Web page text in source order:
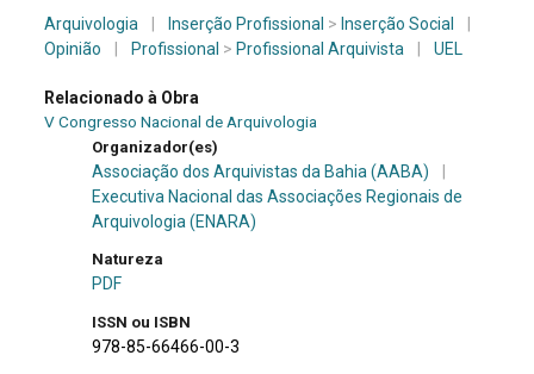
Arquivologia
Inserção Profissional > Inserção Social
Opinião
Profissional > Profissional Arquivista UEL
Relacionado à Obra
V Congresso Nacional de Arquivologia
Organizador(es)
Associação dos Arquivistas da Bahia (AABA)
Executiva Nacional das Associações Regionais de
Arquivologia (ENARA)
Natureza
PDF
ISSN ou ISBN
978-85-66466-00-3